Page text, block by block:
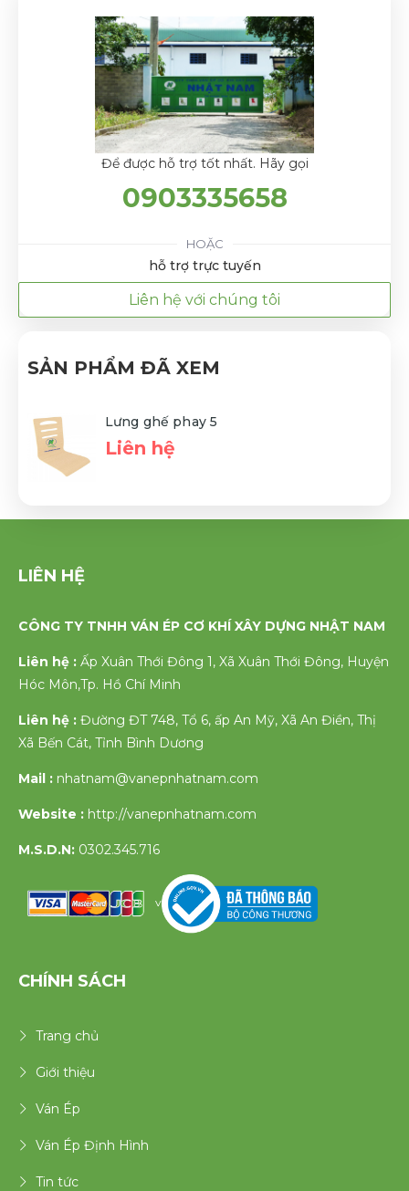
Để được hỗ trợ tốt nhất. Hãy gọi
0903335658
HOẶC
hỗ trợ trực tuyến
Liên hệ với chúng tôi
SẢN PHẨM ĐÃ XEM
Lưng ghế phay 5
Liên hệ
LIÊN HỆ
CÔNG TY TNHH VÁN ÉP CƠ KHÍ XÂY DỰNG NHẬT NAM
Liên hệ : Ấp Xuân Thới Đông 1, Xã Xuân Thới Đông, Huyện
Hóc Môn,Tp. Hồ Chí Minh
Liên hệ : Đường ĐT 748, Tổ 6, ấp An Mỹ, Xã An Điền, Thị
Xã Bến Cát, Tỉnh Bình Dương
Mail : nhatnam@vanepnhatnam.com
Website : http://vanepnhatnam.com
M.S.D.N: 0302.345.716
v
CHÍNH SÁCH
Trang chủ
Giới thiệu
Ván Ép
Ván Ép Định Hình
Tin tức